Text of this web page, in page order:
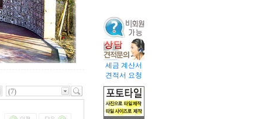
세금 계산서
견적서 요청